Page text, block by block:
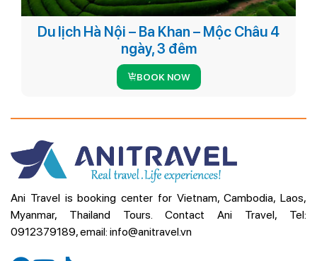
Du lịch Hà Nội – Ba Khan – Mộc Châu 4
ngày, 3 đêm
BOOK NOW
Ani Travel is booking center for Vietnam, Cambodia, Laos,
Myanmar, Thailand Tours. Contact Ani Travel, Tel:
0912379189, email: info@anitravel.vn